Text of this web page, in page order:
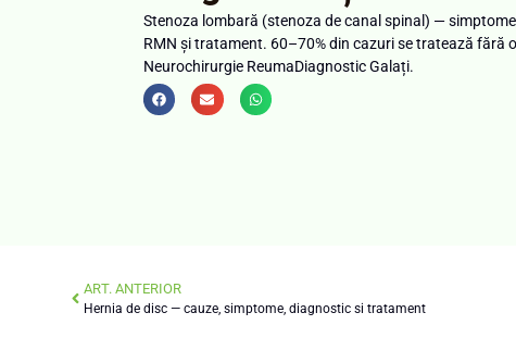
Stenoza lombară (stenoza de canal spinal) —
RMN și tratament. 60–70% din cazuri se tratează fără
Neurochirurgie ReumaDiagnostic Galați.
ART. ANTERIOR
Hernia de disc — cauze, simptome, diagnostic si tratament